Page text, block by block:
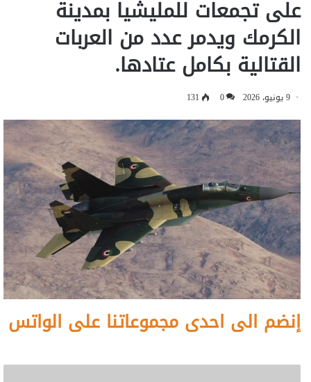
على تجمعات للمليشيا بمدينة
الكرمك ويدمر عدد من العربات
القتالية بكامل عتادها.
9 يونيو، 2026 0
131
إنضم الى احدى مجموعاتنا على الواتس